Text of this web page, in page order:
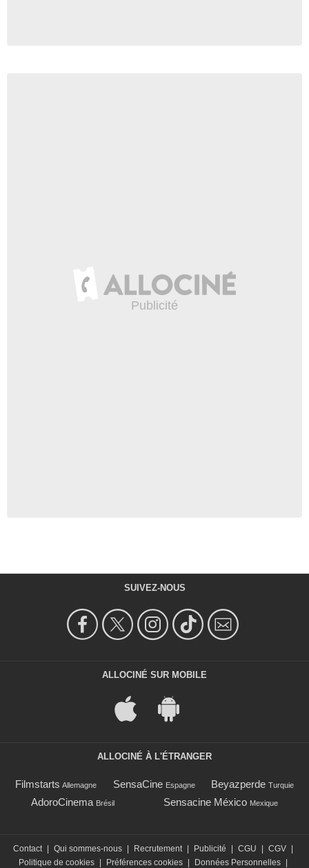
SUIVEZ-NOUS
ALLOCINÉ SUR MOBILE
ALLOCINÉ À L'ÉTRANGER
Filmstarts Allemagne SensaCine Espagne Beyazperde Turquie
AdoroCinema Brésil Sensacine México Mexique
Contact Qui sommes-nous Recrutement Publicité CGU CGV
Politique de cookies
Préférences cookies Données Personnelles